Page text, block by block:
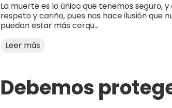
La muerte es lo único que tenemos seguro,
respeto y cariño, pues nos hace ilusión que
puedan estar más cerqu...
Leer más
Debemos